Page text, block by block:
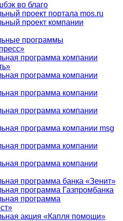
во благо
проект портала mos.ru
проект компании
программы
программа компании
программа компании
программа компании
программа компании
программа компании msg
программа компании
программа компании
программа банка «Зенит»
программа Газпромбанка
программа
акция «Капля помощи»